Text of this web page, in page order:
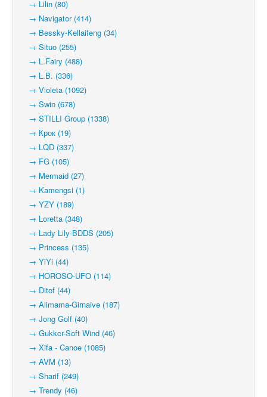
→ Lilin (80)
→ Navigator (414)
→ Bessky-Kellaifeng (34)
→ Situo (255)
→ L.Fairy (488)
→ L.B. (336)
→ Violeta (1092)
→ Swin (678)
→ STILLI Group (1338)
→ Крок (19)
→ LQD (337)
→ FG (105)
→ Mermaid (27)
→ Kamengsi (1)
→ YZY (189)
→ Loretta (348)
→ Lady Lily-BDDS (205)
→ Princess (135)
→ YiYi (44)
→ HOROSO-UFO (114)
→ Ditof (44)
→ Alimama-Girnaive (187)
→ Jong Golf (40)
→ Gukkcr-Soft Wind (46)
→ Xifa - Canoe (1085)
→ AVM (13)
→ Sharif (249)
→ Trendy (46)